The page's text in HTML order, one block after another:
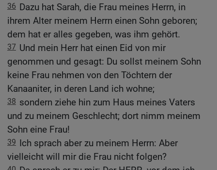
36 Dazu hat Sarah, die Frau meines Herrn, in
ihrem Alter meinem Herrn einen Sohn geboren;
dem hat er alles gegeben, was ihm gehört.
37 Und mein Herr hat einen Eid von mir
genommen und gesagt: Du sollst meinem Sohn
keine Frau nehmen von den Töchtern der
Kanaaniter, in deren Land ich wohne;
38 sondern ziehe hin zum Haus meines Vaters
und zu meinem Geschlecht; dort nimm meinem
Sohn eine Frau!
39 Ich sprach aber zu meinem Herrn: Aber
vielleicht will mir die Frau nicht folgen?